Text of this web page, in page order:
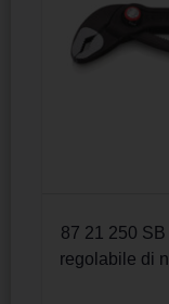
87 21 250
regolabile di